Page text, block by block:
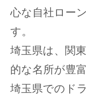
心な自社ロー
す。
埼玉県は、関
的な名所が豊富
埼玉県でのド